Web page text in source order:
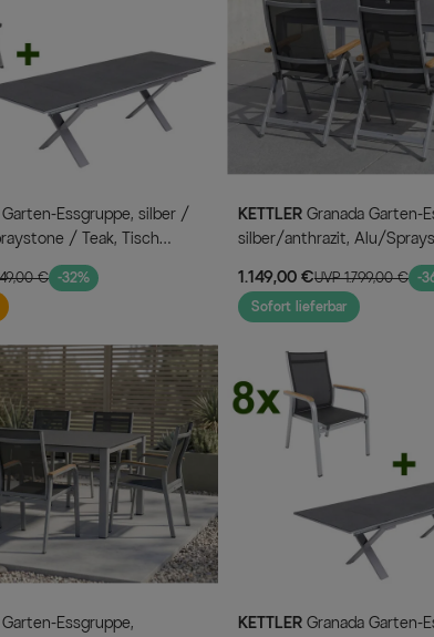
/ Teak, Tisch
Klappstühle
€ -32%
KETTLER
silber/anthrazit, Alu/
1.149,00 €UVP 1.799,00 € -
Sofort lieferbar
KETTLER